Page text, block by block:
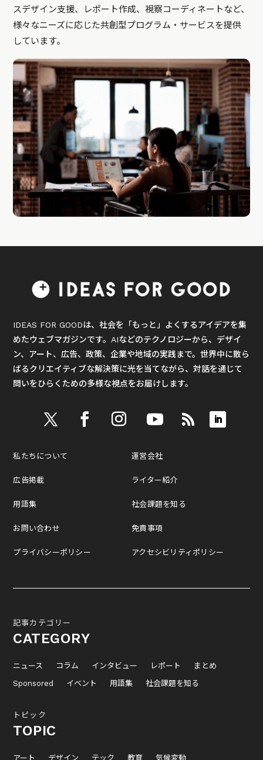
スデザイン支援、レポート作成、視察コーディネートなど、
様々なニーズに応じた共創型プログラム・サービスを提供
しています。
IDEAS FOR GOODは、社会を「もっと」よくするアイデアを集
めたウェブマガジンです。AIなどのテクノロジーから、デザイ
ン、アート、広告、政策、企業や地域の実践まで。世界中に散ら
ばるクリエイティブな解決策に光を当てながら、対話を通じて
問いをひらくための多様な視点をお届けします。
私たちについて
広告掲載
用語集
お問い合わせ
プライバシーポリシー
運営会社
ライター紹介
社会課題を知る
免責事項
アクセシビリティポリシー
記事カテゴリー
CATEGORY
ニュース コラム インタビュー レポート
まとめ
Sponsored
イベント 用語集 社会課題を知る
トピック
TOPIC
アート デザイン テック 教育 気候変動